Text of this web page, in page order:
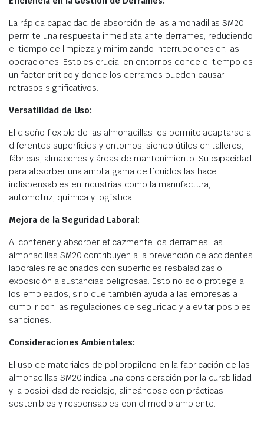
La rápida capacidad de absorción de las almohadillas SM20
permite una respuesta inmediata ante derrames, reduciendo
el tiempo de limpieza y minimizando interrupciones en las
operaciones. Esto es crucial en entornos donde el tiempo es
un factor crítico y donde los derrames pueden causar
retrasos significativos.​
Versatilidad de Uso:
El diseño flexible de las almohadillas les permite adaptarse a
diferentes superficies y entornos, siendo útiles en talleres,
fábricas, almacenes y áreas de mantenimiento. Su capacidad
para absorber una amplia gama de líquidos las hace
indispensables en industrias como la manufactura,
automotriz, química y logística.​
Mejora de la Seguridad Laboral:
Al contener y absorber eficazmente los derrames, las
almohadillas SM20 contribuyen a la prevención de accidentes
laborales relacionados con superficies resbaladizas o
exposición a sustancias peligrosas. Esto no solo protege a
los empleados, sino que también ayuda a las empresas a
cumplir con las regulaciones de seguridad y a evitar posibles
sanciones.​
Consideraciones Ambientales:
El uso de materiales de polipropileno en la fabricación de las
almohadillas SM20 indica una consideración por la durabilidad
y la posibilidad de reciclaje, alineándose con prácticas
sostenibles y responsables con el medio ambiente.​